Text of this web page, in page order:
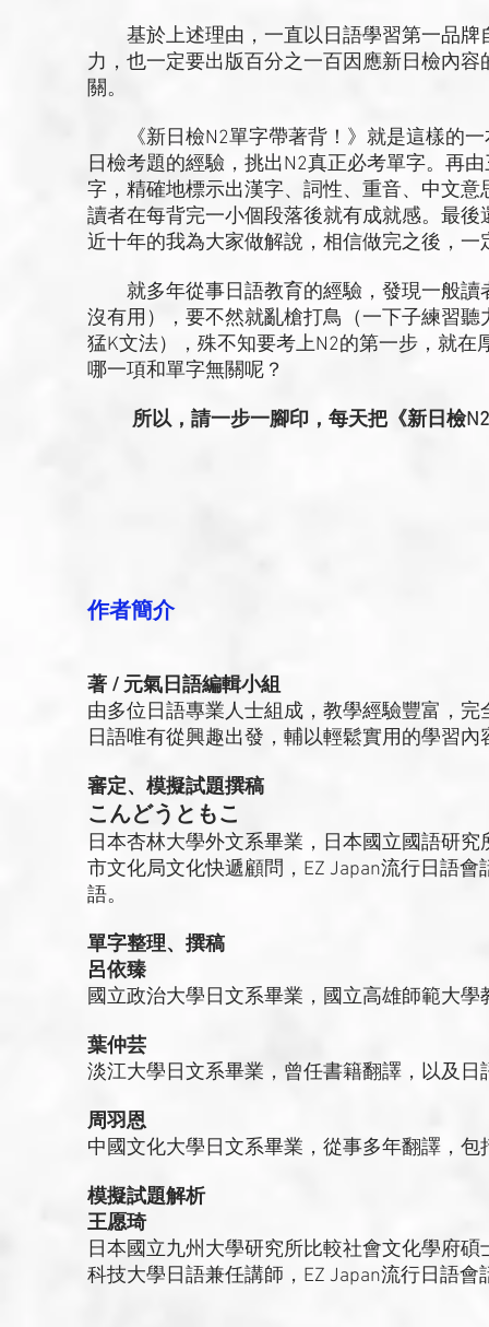
基於上述理由，一直以日語學習第一品牌
力，也一定要出版百分之一百因應新日檢內
關。
《新日檢N2單字帶著背！》就是這樣的一
日檢考題的經驗，挑出N2真正必考單字。再
字，精確地標示出漢字、詞性、重音、中文
讀者在每背完一小個段落後就有成就感。最
近十年的我為大家做解說，相信做完之後，一
就多年從事日語教育的經驗，發現一般讀
沒有用），要不然就亂槍打鳥（一下子練習
猛K文法），殊不知要考上N2的第一步，就
哪一項和單字無關呢？
所以，請一步一腳印，每天把《新日檢
作者簡介
著 / 元氣日語編輯小組
由多位日語專業人士組成，教學經驗豐富，
日語唯有從興趣出發，輔以輕鬆實用的學習
審定、模擬試題撰稿
こんどうともこ
日本杏林大學外文系畢業，日本國立國語研
市文化局文化快遞顧問，EZ Japan流行日語
語。
單字整理、撰稿
呂依臻
國立政治大學日文系畢業，國立高雄師範大
葉仲芸
淡江大學日文系畢業，曾任書籍翻譯，以及
周羽恩
中國文化大學日文系畢業，從事多年翻譯，
模擬試題解析
王愿琦
日本國立九州大學研究所比較社會文化學府
科技大學日語兼任講師，EZ Japan流行日語會